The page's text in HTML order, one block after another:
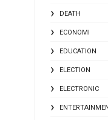
DEATH
ECONOMI
EDUCATION
ELECTION
ELECTRONIC